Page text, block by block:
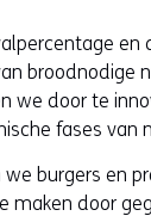
en
broodnodige
we door te
fases van
burgers en
maken door